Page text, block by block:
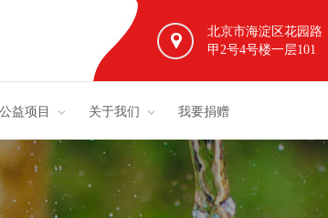
北京市海淀区花园路
甲2号4号楼一层101
益项目 关于我们 我要捐赠